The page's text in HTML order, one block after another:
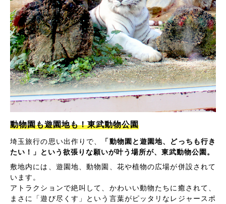
動物園も遊園地も！東武動物公園
埼玉旅行の思い出作りで、
「動物園と遊園地、どっちも行き
たい！」という欲張りな願いが叶う場所が、東武動物公園。
敷地内には、遊園地、動物園、花や植物の広場が併設されて
います。
アトラクションで絶叫して、かわいい動物たちに癒されて、
まさに「遊び尽くす」という言葉がピッタリなレジャースポ